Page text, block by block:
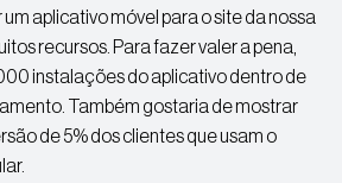
um aplicativo móvel para o site da nossa
recursos. Para fazer valer a pena,
instalações do aplicativo dentro de
Também gostaria de mostrar
de 5% dos clientes que usam o